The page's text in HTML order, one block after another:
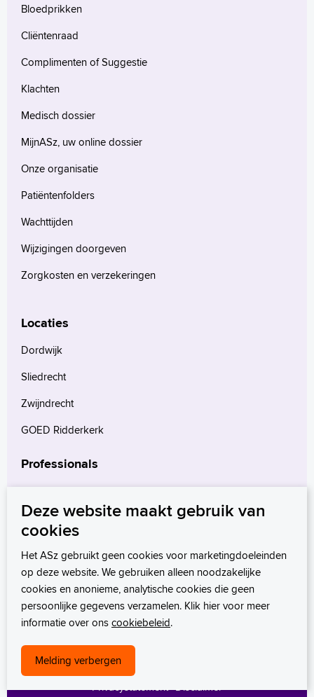
Bloedprikken
Cliëntenraad
Complimenten of Suggestie
Klachten
Medisch dossier
MijnASz, uw online dossier
Onze organisatie
Patiëntenfolders
Wachttijden
Wijzigingen doorgeven
Zorgkosten en verzekeringen
Locaties
Dordwijk
Sliedrecht
Zwijndrecht
GOED Ridderkerk
Professionals
Verwijzers
Wetenschappelijk onderzoek
Privacystatement Disclaimer
Deze website maakt gebruik van
cookies
Het ASz gebruikt geen cookies voor marketingdoeleinden
op deze website. We gebruiken alleen noodzakelijke
cookies en anonieme, analytische cookies die geen
persoonlijke gegevens verzamelen. Klik hier voor meer
informatie over onscookiebeleid.
Melding verbergen